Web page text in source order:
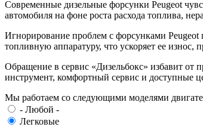
Современные дизельные форсунки Peugeot
автомобиля на фоне роста расхода топлива,
Игнорирование проблем с форсунками Peugeot
топливную аппаратуру, что ускоряет ее износ,
Обращение в сервис «Дизельбокс» избавит от
инструмент, комфортный сервис и доступные
Мы работаем со следующими моделями
- Любой -
Легковые